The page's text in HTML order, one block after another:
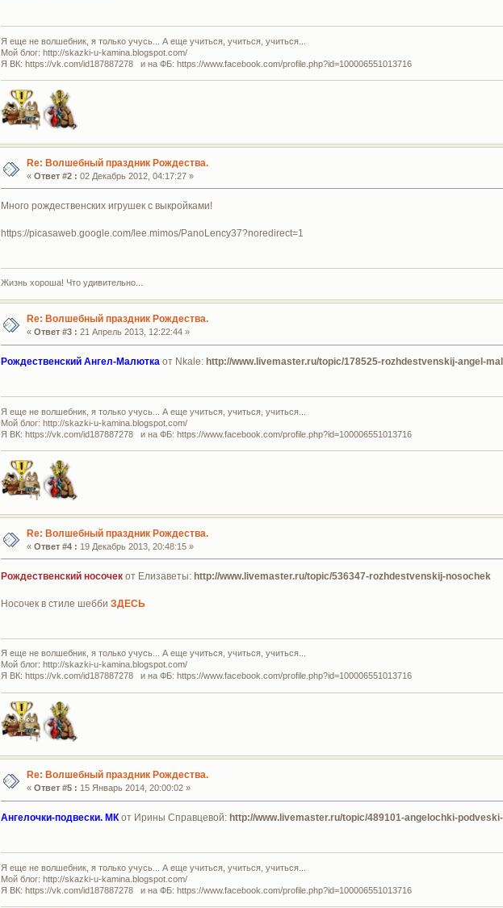
Я еще не волшебник, я только учусь... А еще учиться, учиться, учиться...
Мой блог: http://skazki-u-kamina.blogspot.com/
Я ВК: https://vk.com/id187887278 и на ФБ: https://www.facebook.com/profile.php?id=100006551013716
Re: Волшебный праздник Рождества.
« Ответ #2 : 02 Декабрь 2012, 04:17:27 »
Много рождественских игрушек с выкройками!
https://picasaweb.google.com/lee.mimos/PanoLency37?noredirect=1
Жизнь хороша! Что удивительно...
Re: Волшебный праздник Рождества.
« Ответ #3 : 21 Апрель 2013, 12:22:44 »
Рождественский Ангел-Малюткаот Nkale: http://www.livemaster.ru/topic/178525-rozhdestvenskij-angel-
Я еще не волшебник, я только учусь... А еще учиться, учиться, учиться...
Мой блог: http://skazki-u-kamina.blogspot.com/
Я ВК: https://vk.com/id187887278 и на ФБ: https://www.facebook.com/profile.php?id=100006551013716
Re: Волшебный праздник Рождества.
« Ответ #4 : 19 Декабрь 2013, 20:48:15 »
Рождественский носочекот Елизаветы: http://www.livemaster.ru/topic/536347-rozhdestvenskij-nosochek
Носочек в стиле шебби ЗДЕСЬ
Я еще не волшебник, я только учусь... А еще учиться, учиться, учиться...
Мой блог: http://skazki-u-kamina.blogspot.com/
Я ВК: https://vk.com/id187887278 и на ФБ: https://www.facebook.com/profile.php?id=100006551013716
Re: Волшебный праздник Рождества.
« Ответ #5 : 15 Январь 2014, 20:00:02 »
Ангелочки-подвески. МКот Ирины Справцевой: http://www.livemaster.ru/topic/489101-angelochki-
Я еще не волшебник, я только учусь... А еще учиться, учиться, учиться...
Мой блог: http://skazki-u-kamina.blogspot.com/
Я ВК: https://vk.com/id187887278 и на ФБ: https://www.facebook.com/profile.php?id=100006551013716